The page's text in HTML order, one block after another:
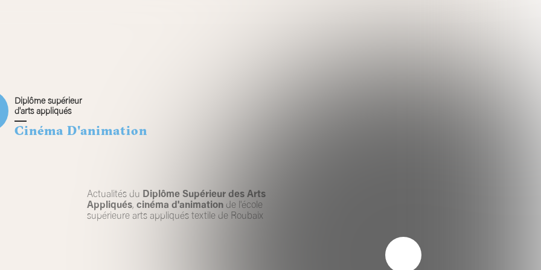
Diplôme supérieur
d'arts appliqués
Cinéma D'animation
Actualités du Diplôme Supérieur des Arts
Appliqués, cinéma d'animation de l'école
supérieure arts appliqués textile de Roubaix